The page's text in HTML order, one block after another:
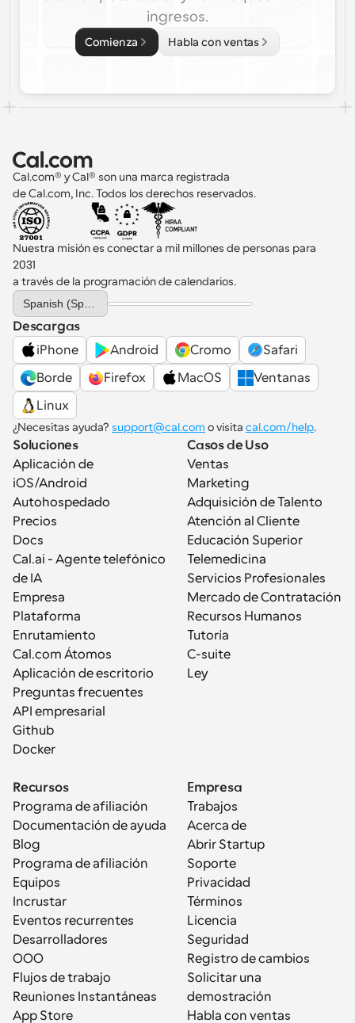
ingresos.
Comienza Habla con ventas
Cal.com® y Cal® son una marca registrada
de Cal.com, Inc. Todos los derechos reservados.
Nuestra misión es conectar a mil millones de personas para
2031
a través de la programación de calendarios.
Select Language
Descargas
iPhone
Android Cromo
Safari
Borde
Firefox MacOS
Ventanas
Linux
¿Necesitas ayuda? support@cal.com o visita cal.com/help.
Soluciones
Aplicación de
iOS/Android
Autohospedado
Precios
Docs
Cal.ai - Agente telefónico
de IA
Empresa
Plataforma
Enrutamiento
Cal.com Átomos
Aplicación de escritorio
Preguntas frecuentes
API empresarial
Github
Docker
Casos de Uso
Ventas
Marketing
Adquisición de Talento
Atención al Cliente
Educación Superior
Telemedicina
Servicios Profesionales
Mercado de Contratación
Recursos Humanos
Tutoría
C-suite
Ley
Recursos
Programa de afiliación
Documentación de ayuda
Blog
Programa de afiliación
Equipos
Incrustar
Eventos recurrentes
Desarrolladores
OOO
Flujos de trabajo
Reuniones Instantáneas
App Store
Empresa
Trabajos
Acerca de
Abrir Startup
Soporte
Privacidad
Términos
Licencia
Seguridad
Registro de cambios
Solicitar una
demostración
Habla con ventas